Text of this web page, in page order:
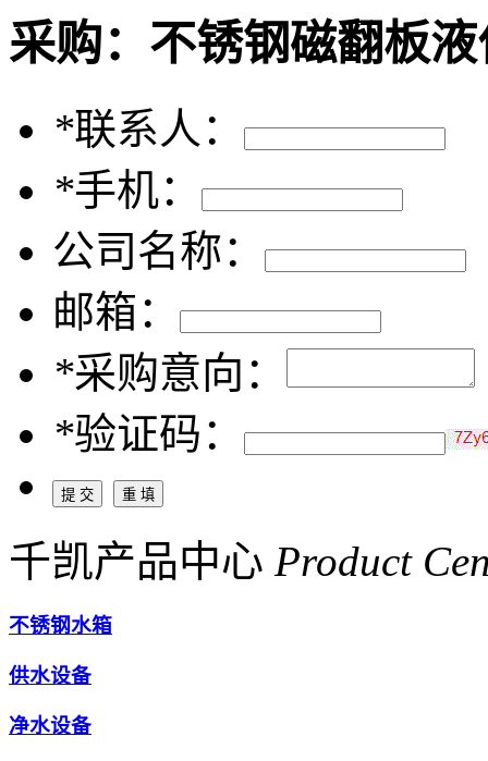
采购： 不锈钢磁翻板
*联系人：
*手机：
公司名称：
邮箱：
*采购意向：
*验证码：
千凯产品中心 Product
不锈钢水箱
供水设备
净水设备